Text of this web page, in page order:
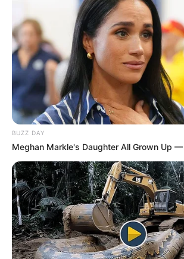
Auf einigen Seiten dieses Projektes sind
Angebote integriert. Wenn etwas
gekauft wird, ist das eine
dadurch der Preis ändert.
BUZZ DAY
Meghan Markle's Daughter All Grown Up —